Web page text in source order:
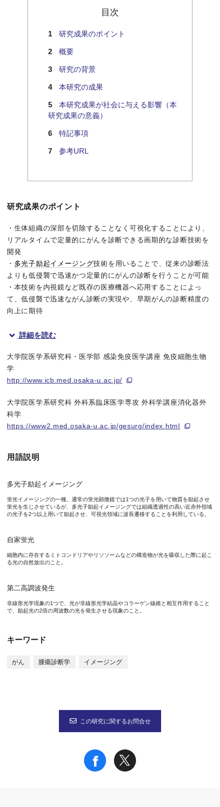
目次
研究成果のポイント
概要
研究の背景
本研究の成果
本研究成果が社会に与える影響（本
研究成果の意義）
特記事項
参考URL
研究成果のポイント
・生体組織の深部を切除することなく可視化することにより、
リアルタイムで定量的にがんを診断できる画期的な診断技術を
開発
・ 多光子励起イメージング技術を用いることで、従来の診断法
よりも低侵襲で迅速かつ定量的にがんの診断を行うことが可能
・本技術を内視鏡など既存の医療機器へ応用することによっ
て、低侵襲で迅速ながん診断の実現や、早期がんの診断精度の
向上に期待
大阪大学大学院医学系研究科の松井崇浩特任助教（常勤）、石
従来のがん診断には、病変部から組織を切り取ったのちに多く
今回、石井教授らの研究グループは、最新の生体可視化システ
本研究成果は、英国科学誌「Scientific Reports」に、7月31日（
図1 多光子励起イメージング技術の原理
石井教授らの研究グループでは、最新の生体可視化システムで
正常大腸組織のイメージング画像(a)。従来の方法で組織を切り
本研究成果により、従来の方法よりも低侵襲で迅速かつ定量的
本研究成果は、7月31日（月）18時（日本時間）に英国のオン
詳細を読む
大学院医学系研究科・医学部 感染免疫医学講座 免疫細胞生物
学
http://www.icb.med.osaka-u.ac.jp/
大学院医学系研究科 外科系臨床医学専攻 外科学講座消化器外
科学
https://www2.med.osaka-u.ac.jp/gesurg/index.html
用語説明
多光子励起イメージング
蛍光イメージングの一種。通常の蛍光顕微鏡では1つの光子を用いて物質を励起させ
蛍光を生じさせているが、多光子励起イメージングでは組織透過性の高い近赤外領域
の光子を2つ以上用いて励起させ、可視光領域に波長遷移することを利用している。
自家蛍光
細胞内に存在するミトコンドリアやリソソームなどの構造物が光を吸収した際に起こ
る光の自然放出のこと。
第二高調波発生
非線形光学現象の1つで、光が非線形光学結晶やコラーゲン線維と相互作用すること
で、励起光の2倍の周波数の光を発生させる現象のこと。
キーワード
がん 腫瘍診断学 イメージング
この研究に関するお問合せ